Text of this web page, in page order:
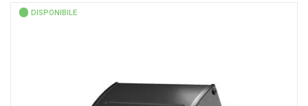
DISPONIBILE